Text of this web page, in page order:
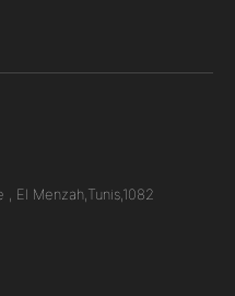
El Menzah,Tunis,1082